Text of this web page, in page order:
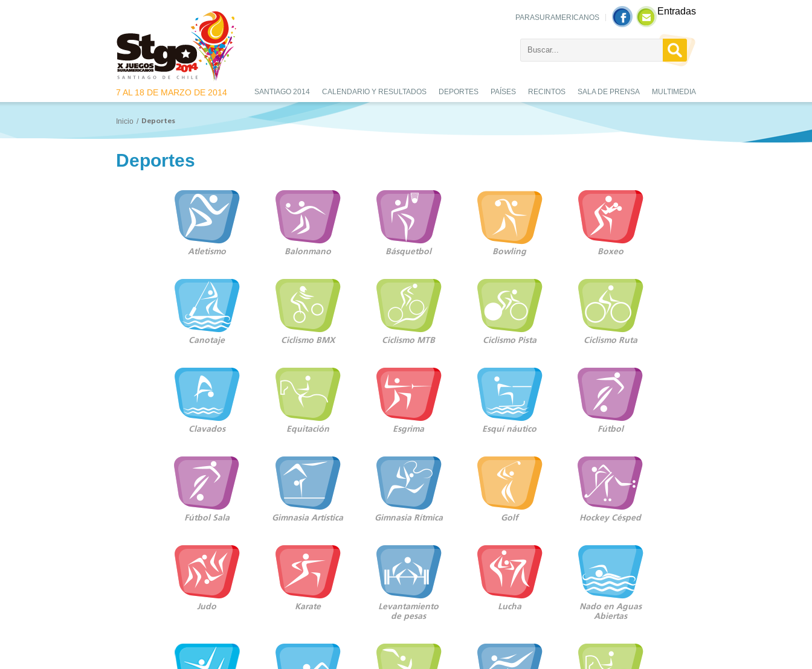
7 AL 18 DE MARZO DE 2014
Entradas
PARASURAMERICANOS
SANTIAGO 2014 CALENDARIO Y RESULTADOS DEPORTES PAÍSES RECINTOS SALA DE PRENSA MULTIMEDIA
Inicio / Deportes
Deportes
Atletismo Balonmano Básquetbol Bowling Boxeo
Canotaje Ciclismo BMX Ciclismo MTB Ciclismo Pista Ciclismo Ruta
Clavados Equitación Esgrima Esquí náutico Fútbol
Fútbol Sala Gimnasia Artística Gimnasia Rítmica Golf Hockey Césped
Judo Karate
Levantamiento
de pesas
Lucha
Nado en Aguas
Abiertas